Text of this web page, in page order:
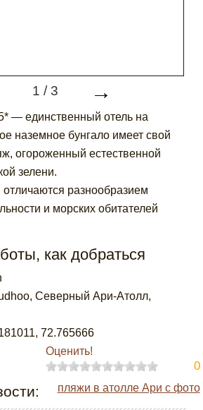
1 /3 →
— единственный отель на
наземное бунгало имеет свой
огороженный естественной
зелени.
разнообразием
и морских обитателей
как добраться
Северный Ари-Атолл,
,72.765666
Оценить!
0
пляжи в атолле Ари с фото